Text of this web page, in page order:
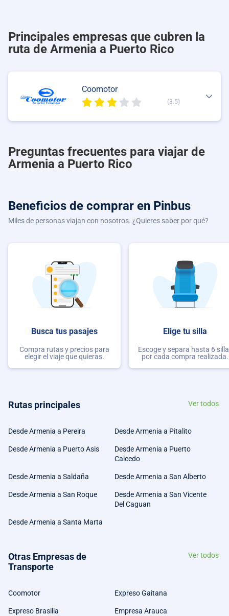
Principales empresas que cubren la
ruta de Armenia a Puerto Rico
Coomotor
(3.5)
Preguntas frecuentes para viajar de
Armenia a Puerto Rico
Beneficios de comprar en Pinbus
Miles de personas viajan con nosotros. ¿Quieres saber por qué?
Busca tus pasajes
Compra rutas y precios para
elegir el viaje que quieras.
Elige tu silla
Escoge y separa hasta 6
por cada compra realizada.
Rutas principales Ver todos
Desde Armenia a Pereira Desde Armenia a Pitalito
Desde Armenia a Puerto Asis
Desde Armenia a Puerto
Caicedo
Desde Armenia a Saldaña Desde Armenia a San Alberto
Desde Armenia a San Roque
Desde Armenia a San Vicente
Del Caguan
Desde Armenia a Santa Marta
Otras Empresas de
Transporte
Ver todos
Coomotor Expreso Gaitana
Expreso Brasilia Empresa Arauca